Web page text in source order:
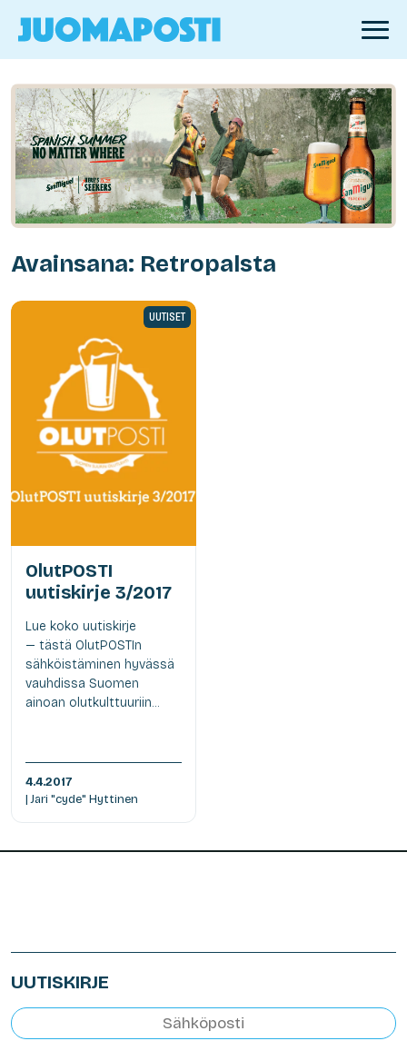
Avainsana: Retropalsta
UUTISET
OlutPOSTI
uutiskirje 3/2017
Lue koko uutiskirje
— tästä OlutPOSTIn
sähköistäminen hyvässä
vauhdissa Suomen
ainoan olutkulttuuriin...
4.4.2017
| Jari "cyde" Hyttinen
UUTISKIRJE